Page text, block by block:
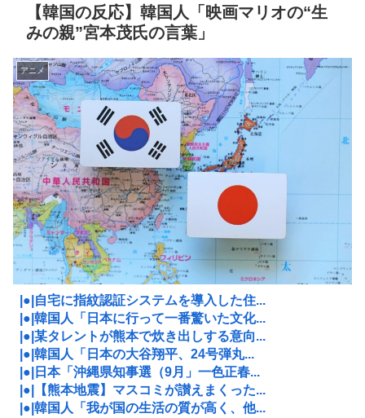
【韓国の反応】韓国人「映画マリオの“生
みの親”宮本茂氏の言葉」
アニメ
|●|自宅に指紋認証システムを導入した住...
|●|韓国人「日本に行って一番驚いた文化...
|●|某タレントが熊本で炊き出しする意向...
|●|韓国人「日本の大谷翔平、24号弾丸...
|●|日本「沖縄県知事選（9月」一色正春...
|●|【熊本地震】マスコミが讃えまくった...
|●|韓国人「我が国の生活の質が高く、他...